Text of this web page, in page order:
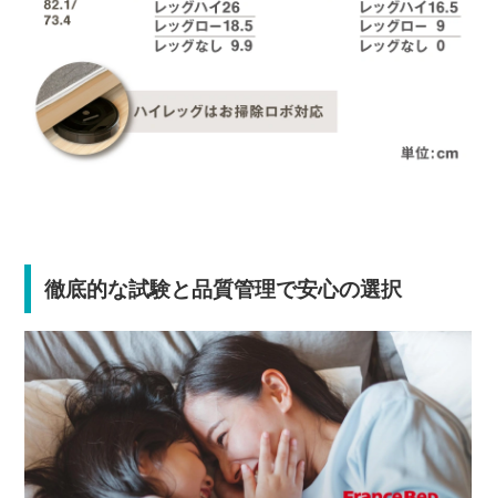
徹底的な試験と品質管理で安心の選択